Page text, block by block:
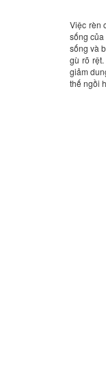
Việc rèn
sống
sống và
gù rõ
giảm
thế ngồi